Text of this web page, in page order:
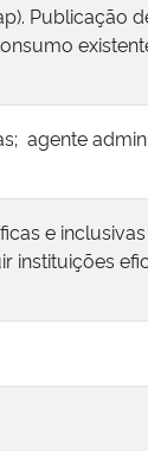
Publicação
agente
e
instituições